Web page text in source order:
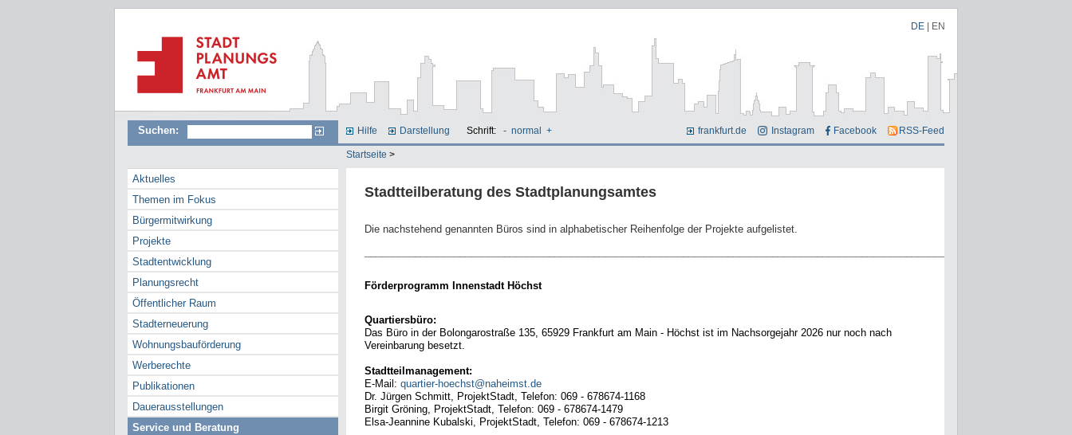
DE EN
Suchen: Hilfe Darstellung Schrift: - normal + frankfurt.de Instagram Facebook RSS-Feed
Startseite >
Aktuelles
Themen im Fokus
Bürgermitwirkung
Projekte
Stadtentwicklung
Planungsrecht
Öffentlicher Raum
Stadterneuerung
Wohnungsbauförderung
Werberechte
Publikationen
Dauerausstellungen
Service und Beratung
Stadtteilberatung des Stadtplanungsamtes
Die nachstehend genannten Büros sind in alphabetischer Reihenfolge der Projekte aufgelistet.
Förderprogramm Innenstadt Höchst
Quartiersbüro:
Das Büro in der Bolongarostraße 135, 65929 Frankfurt am Main - Höchst ist im Nachsorgejahr 2026 nur noch nach
Vereinbarung besetzt.
Stadtteilmanagement:
E-Mail: quartier-hoechst@naheimst.de
Dr. Jürgen Schmitt, ProjektStadt, Telefon: 069 - 678674-1168
Birgit Gröning, ProjektStadt, Telefon: 069 - 678674-1479
Elsa-Jeannine Kubalski, ProjektStadt, Telefon: 069 - 678674-1213